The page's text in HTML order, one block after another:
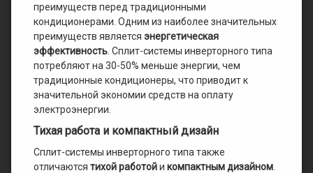
преимуществ перед традиционными
кондиционерами. Одним из наиболее значительных
преимуществ является энергетическая
эффективность . Сплит-системы инверторного типа
потребляют на 30-50% меньше энергии, чем
традиционные кондиционеры, что приводит к
значительной экономии средств на оплату
электроэнергии.
Тихая работа и компактный дизайн
Сплит-системы инверторного типа также
отличаются тихой работойи компактным дизайном